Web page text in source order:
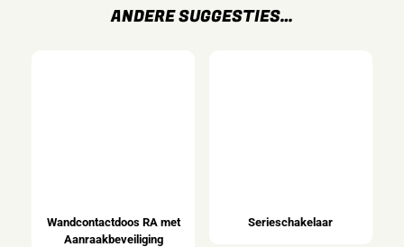
Beschermingsgraad (IP)
ANDERE SUGGESTIES…
Wandcontactdoos RA met
Aanraakbeveiliging
Serieschakelaar